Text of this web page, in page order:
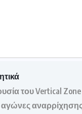
του Vertical
αγώνες